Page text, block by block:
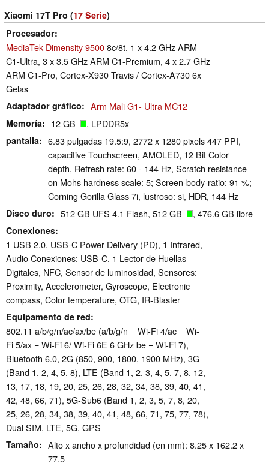
Xiaomi 17T Pro (17 Serie)
Procesador
MediaTek Dimensity 95008c/8t, 1 x 4.2 GHz ARM
C1-Ultra, 3 x 3.5 GHz ARM C1-Premium, 4 x 2.7 GHz
ARM C1-Pro, Cortex-X930 Travis / Cortex-A730 6x
Gelas
Adaptador gráfico Arm Mali G1- Ultra MC12
Memoría 12 GB , LPDDR5x
pantalla
6.83 pulgadas 19.5:9, 2772 x 1280 pixels 447 PPI,
capacitive Touchscreen, AMOLED, 12 Bit Color
depth, Refresh rate: 60 - 144 Hz, Scratch resistance
on Mohs hardness scale: 5; Screen-body-ratio: 91 %;
Corning Gorilla Glass 7i, lustroso: si, HDR, 144 Hz
Disco duro 512 GB UFS 4.1 Flash, 512 GB , 476.6 GB libre
Conexiones
1 USB 2.0, USB-C Power Delivery (PD), 1 Infrared,
Audio Conexiones: USB-C, 1 Lector de Huellas
Digitales, NFC, Sensor de luminosidad, Sensores:
Proximity, Accelerometer, Gyroscope, Electronic
compass, Color temperature, OTG, IR-Blaster
Equipamento de red
802.11 a/​b/​g/​n/​ac/​ax/​be (a/b/g/n = Wi-Fi 4/ac = Wi-
Fi 5/ax = Wi-Fi 6/ Wi-Fi 6E 6 GHz be = Wi-Fi 7),
Bluetooth 6.0, 2G (850, 900, 1800, 1900 MHz), 3G
(Band 1, 2, 4, 5, 8), LTE (Band 1, 2, 3, 4, 5, 7, 8, 12,
13, 17, 18, 19, 20, 25, 26, 28, 32, 34, 38, 39, 40, 41,
42, 48, 66, 71), 5G-Sub6 (Band 1, 2, 3, 5, 7, 8, 20,
25, 26, 28, 34, 38, 39, 40, 41, 48, 66, 71, 75, 77, 78),
Dual SIM, LTE, 5G, GPS
Tamaño
Alto x ancho x profundidad (en mm): 8.25 x 162.2 x
77.5